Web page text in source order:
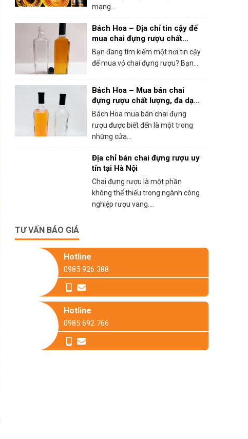
mang...
Bách Hoa – Địa chỉ tin cậy để
mua chai đựng rượu chất
lượng cao
Bạn đang tìm kiếm một nơi tin cậy
để mua vỏ chai đựng rượu? Bạn...
Bách Hoa – Mua bán chai
đựng rượu chất lượng, đa dạng
và uy tín
Bách Hoa mua bán chai đựng
rượu được biết đến là một trong
những cửa...
Địa chỉ bán chai đựng rượu uy
tín tại Hà Nội
Chai đựng rượu là một phần
không thể thiếu trong ngành công
nghiệp rượu vang....
TƯ VẤN BÁO GIÁ
Hotline
0985 926 388
Hotline
0985 692 766